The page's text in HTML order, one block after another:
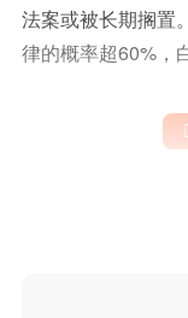
法案或被长期搁置
律的概率超60%，